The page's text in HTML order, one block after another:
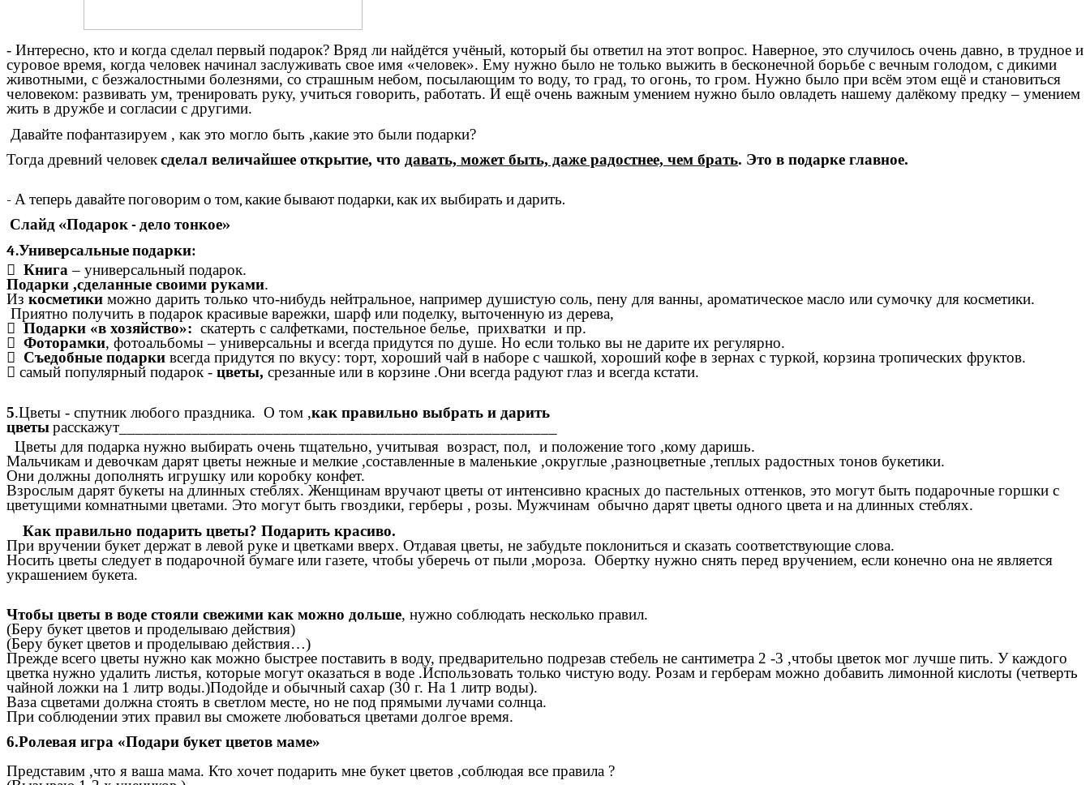
- Интересно, кто и когда сделал первый подарок? Вряд ли найдётся учёный, который бы ответил на этот вопрос. Наверное, это случилось очень давно, в трудное и
суровое время, когда человек начинал заслуживать свое имя «человек». Ему нужно было не только выжить в бесконечной борьбе с вечным голодом, с дикими
животными, с безжалостными болезнями, со страшным небом, посылающим то воду, то град, то огонь, то гром. Нужно было при всём этом ещё и становиться
человеком: развивать ум, тренировать руку, учиться говорить, работать. И ещё очень важным умением нужно было овладеть нашему далёкому предку – умением
жить в дружбе и согласии с другими.
Давайте пофантазируем , как это могло быть ,какие это были подарки?
Тогда древний человексделал величайшее открытие, что давать, может быть, даже радостнее, чем брать. Это в подарке главное.
- А теперь давайте поговорим о том, какие бывают подарки, как их выбирать и дарить.
Слайд «Подарок - дело тонкое»
4.Универсальные подарки:
 Книга– универсальный подарок.
Подарки ,сделанные своими руками.
Из косметики можно дарить только что-нибудь нейтральное, например душистую соль, пену для ванны, ароматическое масло или сумочку для косметики.
Приятно получить в подарок красивые варежки, шарф или поделку, выточенную из дерева,
 Подарки «в хозяйство»: скатерть с салфетками, постельное белье, прихватки и пр.
 Фоторамки, фотоальбомы – универсальны и всегда придутся по душе. Но если только вы не дарите их регулярно.
 Съедобные подарки всегда придутся по вкусу: торт, хороший чай в наборе с чашкой, хороший кофе в зернах с туркой, корзина тропических фруктов.
 самый популярный подарок - цветы, срезанные или в корзине .Они всегда радуют глаз и всегда кстати.
5.Цветы - спутник любого праздника. О том ,как правильно выбрать и дарить
цветырасскажут______________________________________________________
Цветы для подарка нужно выбирать очень тщательно, учитывая возраст, пол, и положение того ,кому даришь.
Мальчикам и девочкам дарят цветы нежные и мелкие ,составленные в маленькие ,округлые ,разноцветные ,теплых радостных тонов букетики.
Они должны дополнять игрушку или коробку конфет.
Взрослым дарят букеты на длинных стеблях. Женщинам вручают цветы от интенсивно красных до пастельных оттенков, это могут быть подарочные горшки с
цветущими комнатными цветами. Это могут быть гвоздики, герберы , розы. Мужчинам обычно дарят цветы одного цвета и на длинных стеблях.
Как правильно подарить цветы? Подарить красиво.
При вручении букет держат в левой руке и цветками вверх. Отдавая цветы, не забудьте поклониться и сказать соответствующие слова.
Носить цветы следует в подарочной бумаге или газете, чтобы уберечь от пыли ,мороза. Обертку нужно снять перед вручением, если конечно она не является
украшением букета.
Чтобы цветы в воде стояли свежими как можно дольше, нужно соблюдать несколько правил.
(Беру букет цветов и проделываю действия)
(Беру букет цветов и проделываю действия…)
Прежде всего цветы нужно как можно быстрее поставить в воду, предварительно подрезав стебель не сантиметра 2 -3 ,чтобы цветок мог лучше пить. У каждого
цветка нужно удалить листья, которые могут оказаться в воде .Использовать только чистую воду. Розам и герберам можно добавить лимонной кислоты (четверть
чайной ложки на 1 литр воды.)Подойде и обычный сахар (30 г. На 1 литр воды).
Ваза сцветами должна стоять в светлом месте, но не под прямыми лучами солнца.
При соблюдении этих правил вы сможете любоваться цветами долгое время.
6.Ролевая игра «Подари букет цветов маме»
Представим ,что я ваша мама. Кто хочет подарить мне букет цветов ,соблюдая все правила ?